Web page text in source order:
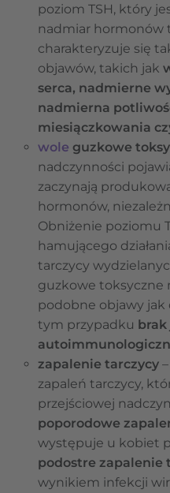
poziom TSH, który
nadmiar hormonów
charakteryzuje się
objawów, takich jak
serca, nadmierne
nadmierna
miesiączkowania
wole guzkowe
nadczynności
zaczynają
hormonów,
Obniżenie poziomu
hamującego
tarczycy
guzkowe toksyczne
podobne objawy jak
tym przypadku brak
zapalenie tarczycy
zapaleń tarczycy,
przejściowej
poporodowe
występuje u kobiet
podostre zapalenie
wynikiem infekcji